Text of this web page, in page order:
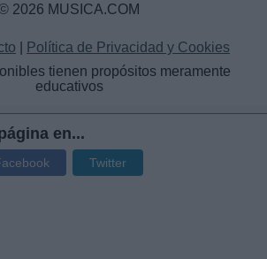
2026 MUSICA.COM
Política de Privacidad y Cookies
tienen propósitos meramente
educativos
en...
Twitter